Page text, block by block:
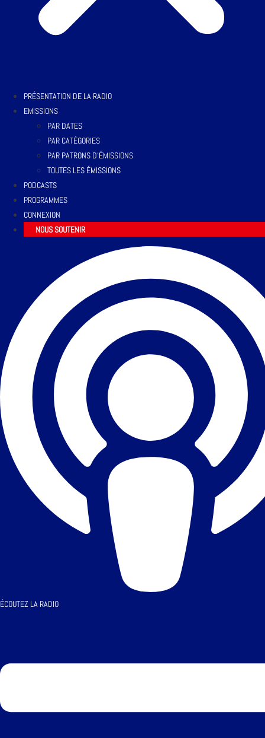
PRÉSENTATION DE LA RADIO
EMISSIONS
PAR DATES
PAR CATÉGORIES
PAR PATRONS D’ÉMISSIONS
TOUTES LES ÉMISSIONS
PODCASTS
PROGRAMMES
CONNEXION
NOUS SOUTENIR
ÉCOUTEZ LA RADIO